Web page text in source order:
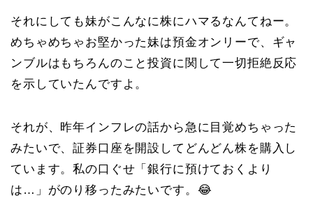
それにしても妹がこんなに株にハマるなんてねー。
めちゃめちゃお堅かった妹は預金オンリーで、ギャ
ンブルはもちろんのこと投資に関して一切拒絶反応
を示していたんですよ。
それが、昨年インフレの話から急に目覚めちゃった
みたいで、証券口座を開設してどんどん株を購入し
ています。私の口ぐせ「銀行に預けておくより
は…」がのり移ったみたいです。😂